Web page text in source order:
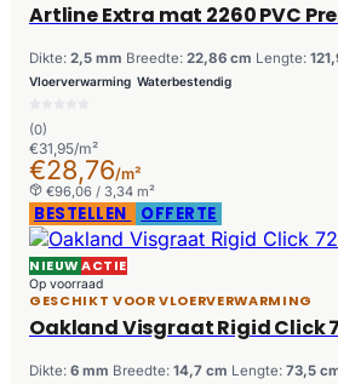
Artline Extra mat 2260 PVC
Dikte: 2,5 mm Breedte: 22,86 cm Lengte:
Vloerverwarming Waterbestendig
(0)
€31,95/m²
€28,76/m²
€96,06 / 3,34 m²
BESTELLEN OFFERTE
NIEUWACTIE
Op voorraad
GESCHIKT VOOR VLOERVERWARMING
Oakland Visgraat Rigid Click
Dikte: 6 mm Breedte: 14,7 cm Lengte: 73,5